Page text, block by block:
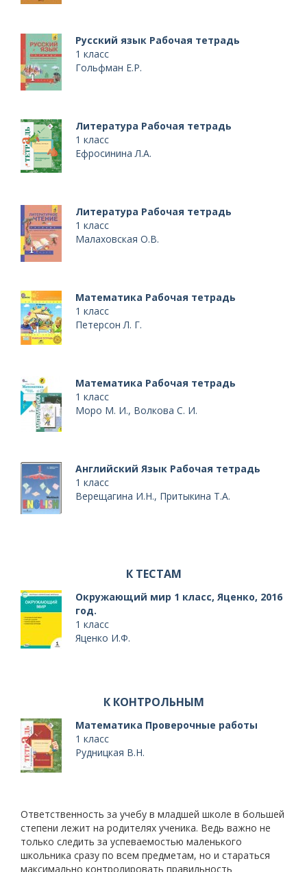
Русский язык Рабочая тетрадь
1 класс
Гольфман Е.Р.
Литература Рабочая тетрадь
1 класс
Ефросинина Л.А.
Литература Рабочая тетрадь
1 класс
Малаховская О.В.
Математика Рабочая тетрадь
1 класс
Петерсон Л. Г.
Математика Рабочая тетрадь
1 класс
Моро М. И., Волкова С. И.
Английский Язык Рабочая тетрадь
1 класс
Верещагина И.Н., Притыкина Т.А.
К ТЕСТАМ
Окружающий мир 1 класс, Яценко, 2016
год.
1 класс
Яценко И.Ф.
К КОНТРОЛЬНЫМ
Математика Проверочные работы
1 класс
Рудницкая В.Н.
Ответственность за учебу в младшей школе в большей
степени лежит на родителях ученика. Ведь важно не
только следить за успеваемостью маленького
школьника сразу по всем предметам, но и стараться
максимально контролировать правильность